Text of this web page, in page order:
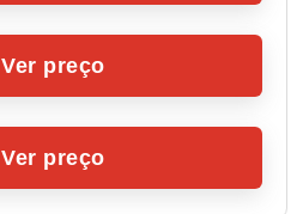
Ver preço
Ver preço